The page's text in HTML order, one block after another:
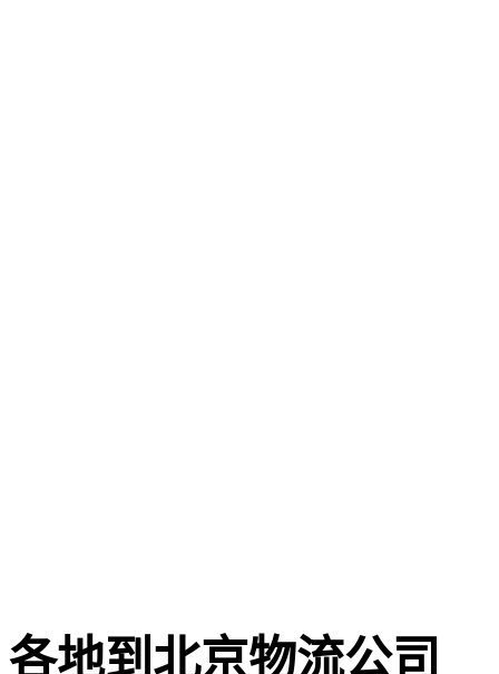
各地到北京物流公司